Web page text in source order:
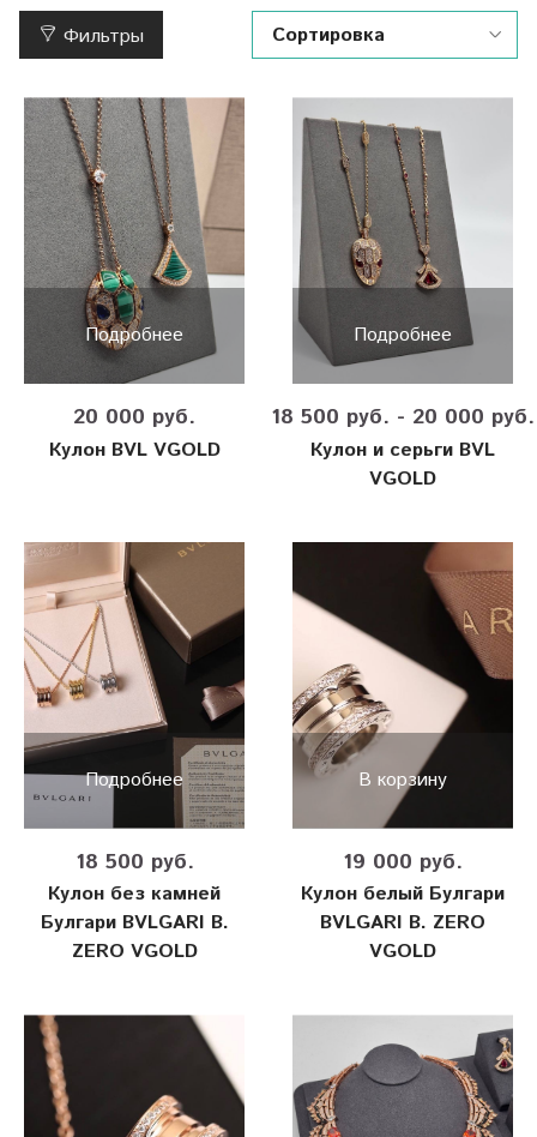
Фильтры
Подробнее
20 000 руб.
Кулон BVL VGOLD
Подробнее
18 500 руб. - 20 000 руб.
Кулон и серьги BVL
VGOLD
Подробнее
18 500 руб.
Кулон без камней
Булгари BVLGARI B.
ZERO VGOLD
В корзину
19 000 руб.
Кулон белый Булгари
BVLGARI B. ZERO
VGOLD